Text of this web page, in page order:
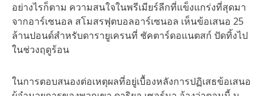
อย่างไรก็ตาม ความสนใจในพรีเมียร์ลีกที่แข็งแกร่งที่สุดมา
จากอาร์เซนอล สโมสรฟุตบอลอาร์เซนอล เห็นข้อเสนอ 25
ล้านปอนด์สำหรับดารายูเครนที่ ชัคตาร์ดอแนตสก์ ปัดทิ้งไป
ในช่วงฤดูร้อน
ในการตอบสนองต่อเหตุผลที่อยู่เบื้องหลังการปฏิเสธข้อเสนอ